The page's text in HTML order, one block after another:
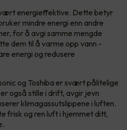
energieffektive. Dette betyr
mindre energi enn andre
for å avgi samme mengde
dem til å varme opp vann -
energi og redusere
og Toshiba er svært pålitelige
også stille i drift, avgir jevn
klimagassutslippene i luften.
frisk og ren luft i hjemmet ditt,